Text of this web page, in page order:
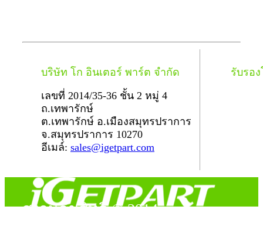
บริษัท โก อินเตอร์ พาร์ต จำกัด
เลขที่ 2014/35-36 ชั้น 2 หมู่ 4
ถ.เทพารักษ์
ต.เทพารักษ์ อ.เมืองสมุทรปราการ
จ.สมุทรปราการ 10270
อีเมล์: sales@igetpart.com
รับรอ
สงวนลิขสิทธิ์ © 2014